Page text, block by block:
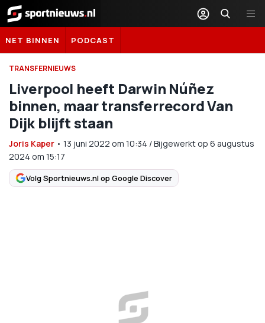
Sportnieuws.nl
NET BINNEN PODCAST
TRANSFERNIEUWS
Liverpool heeft Darwin Núñez
binnen, maar transferrecord Van
Dijk blijft staan
Joris Kaper • 13 juni 2022 om 10:34 /Bijgewerkt op 6 augustus
2024 om 15:17
Volg Sportnieuws.nl op Google Discover